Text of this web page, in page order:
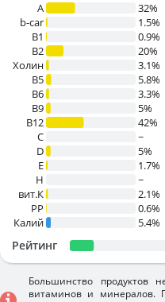
A
32%
b-car
1.5%
В1
0.9%
B2
20%
Холин
3.1%
B5
5.8%
B6
3.3%
B9
5%
B12
42%
C
~
D
5%
E
1.7%
H
~
вит.К
2.1%
PP
0.6%
Калий
5.4%
Рейтинг
Большинство продуктов
витаминов и минералов.